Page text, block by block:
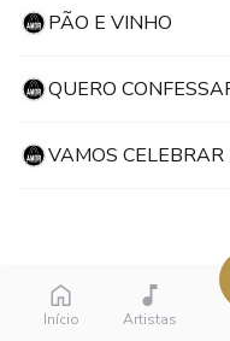
Início Artistas
PÃO E VINHO
QUERO
VAMOS CELEBRAR